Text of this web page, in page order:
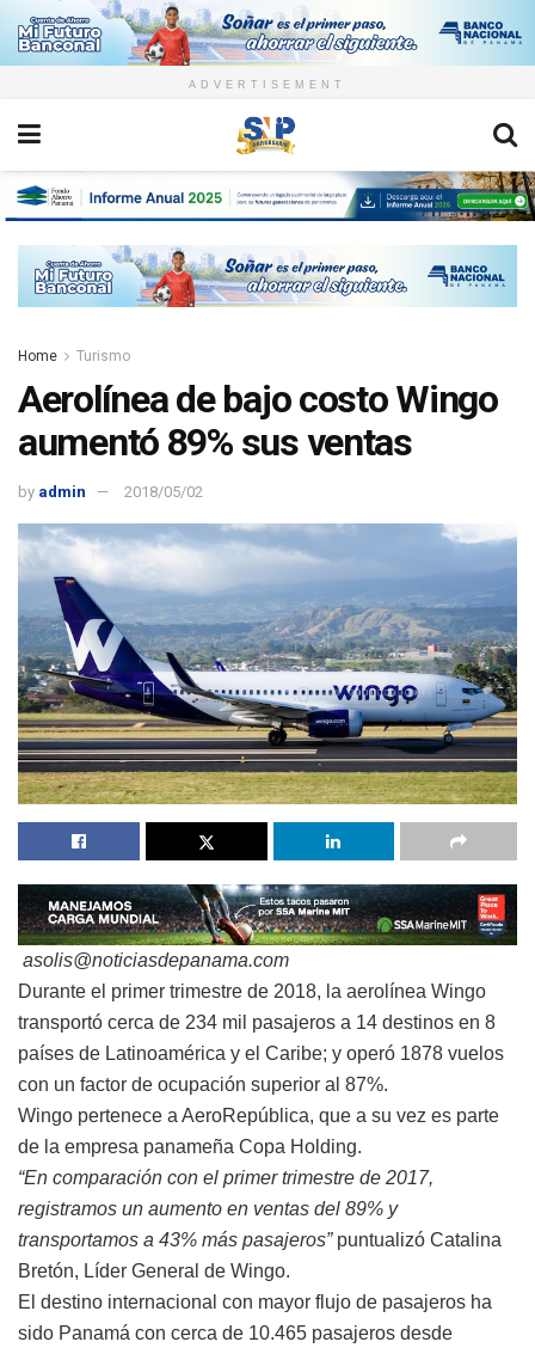
ADVERTISEMENT
Home Turismo
Aerolínea de bajo costo Wingo
aumentó 89% sus ventas
by admin 2018/05/02
asolis@noticiasdepanama.com
Durante el primer trimestre de 2018, la aerolínea Wingo
transportó cerca de 234 mil pasajeros a 14 destinos en 8
países de Latinoamérica y el Caribe; y operó 1878 vuelos
con un factor de ocupación superior al 87%.
Wingo pertenece a AeroRepública, que a su vez es parte
de la empresa panameña Copa Holding.
“En comparación con el primer trimestre de 2017,
registramos un aumento en ventas del 89% y
transportamos a 43% más pasajeros” puntualizó Catalina
Bretón, Líder General de Wingo.
El destino internacional con mayor flujo de pasajeros ha
sido Panamá con cerca de 10.465 pasajeros desde